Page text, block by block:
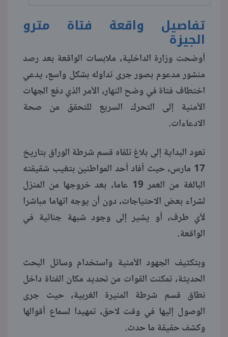
تفاصيل واقعة فتاة مترو
الجيزة
أوضحت وزارة الداخلية، ملابسات الواقعة بعد رصد
منشور مدعوم بصور جرى تداوله بشكل واسع، يدعي
اختطاف فتاة في وضح النهار، الأمر الذي دفع الجهات
الأمنية إلى التحرك السريع للتحقق من صحة
الادعاءات.
تعود البداية إلى بلاغ تلقاه قسم شرطة الوراق بتاريخ
17 مارس، حيث أفاد أحد المواطنين بتغيب شقيقته
البالغة من العمر 19 عاما، بعد خروجها من المنزل
لشراء بعض الاحتياجات، دون أن يوجه اتهاما مباشرا
لأي طرف، أو يشير إلى وجود شبهة جنائية في
الواقعة.
وبتكثيف الجهود الأمنية واستخدام وسائل البحث
الحديثة، تمكنت القوات من تحديد مكان الفتاة داخل
نطاق قسم شرطة المنيرة الغربية، حيث جرى
الوصول إليها في وقت لاحق، تمهيدا لسماع أقوالها
وكشف حقيقة ما حدث.